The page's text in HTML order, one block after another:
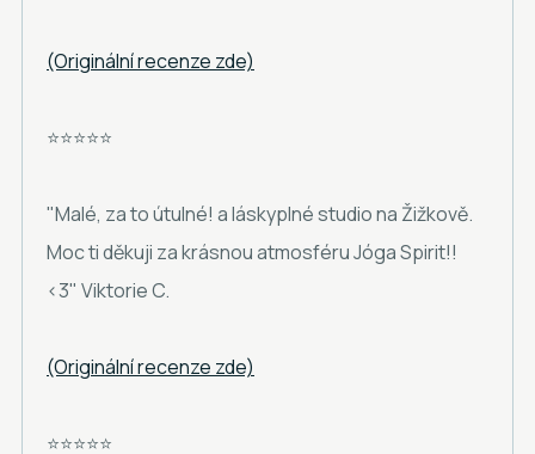
(Originální recenze zde)
⭐⭐⭐⭐⭐
"Malé, za to útulné! a láskyplné studio na Žižkově.
Moc ti děkuji za krásnou atmosféru Jóga Spirit!!
<3" Viktorie C.
(Originální recenze zde)
⭐⭐⭐⭐⭐